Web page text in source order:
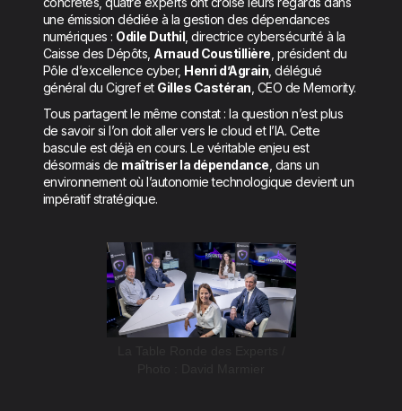
une émission dédiée à la gestion des dépendances
numériques : Odile Duthil , directrice cybersécurité à la
Caisse des Dépôts, Arnaud Coustillière , président du
Pôle d’excellence cyber, Henri d’Agrain , délégué
général du Cigref et Gilles Castéran , CEO de Memority.
Tous partagent le même constat : la question n’est plus
de savoir si l’on doit aller vers le cloud et l’IA. Cette
bascule est déjà en cours. Le véritable enjeu est
désormais de maîtriser la dépendance , dans un
environnement où l’autonomie technologique devient un
impératif stratégique.